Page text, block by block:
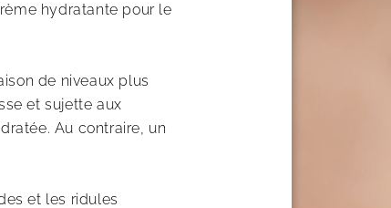
hydratante pour le
de niveaux plus
et sujette aux
Au contraire, un
et les ridules